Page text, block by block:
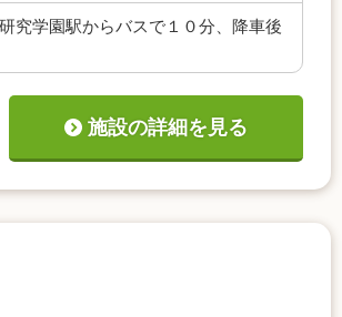
究学園駅からバスで１０分、降車後
施設の詳細を見る